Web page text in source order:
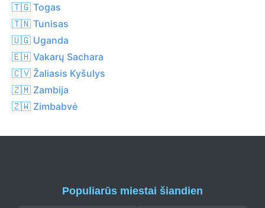
🇹🇬 Togas
🇹🇳 Tunisas
🇺🇬 Uganda
🇪🇭 Vakarų Sachara
🇨🇻 Žaliasis Kyšulys
🇿🇲 Zambija
🇿🇼 Zimbabvė
Populiarūs miestai šiandien